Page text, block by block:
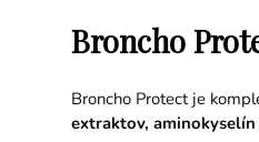
Broncho
Broncho Protect je
extraktov,